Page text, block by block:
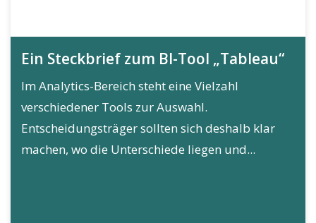
Ein Steckbrief zum BI-Tool „Tableau“
Im Analytics-Bereich steht eine Vielzahl
verschiedener Tools zur Auswahl.
Entscheidungsträger sollten sich deshalb klar
machen, wo die Unterschiede liegen und...